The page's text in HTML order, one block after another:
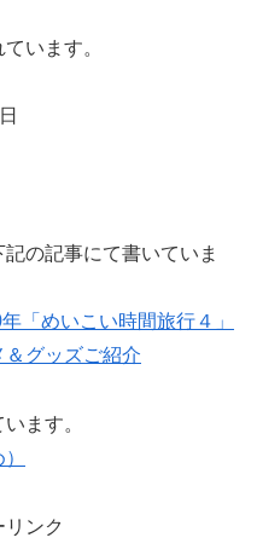
います。
の記事にて書いていま
「めいこい時間旅行４」
グッズご紹介
ます。
リンク